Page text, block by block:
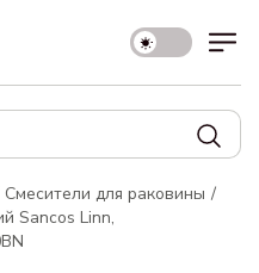
Смесители для раковины
Sancos Linn,